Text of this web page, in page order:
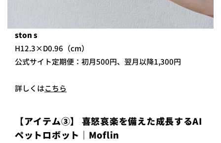
ston s
H12.3×D0.96（cm）
公式サイト定期便：初月500円、翌月以降1,300円
詳しくはこちら
【アイテム③】 喜怒哀楽を備えた成長するAI
ペットロボット｜Moflin